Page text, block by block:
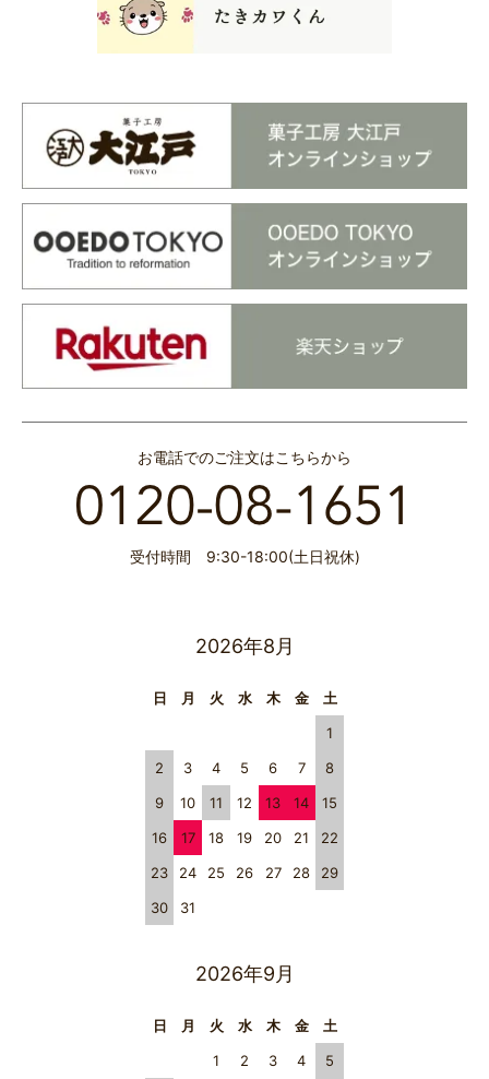
お電話でのご注文はこちらから
受付時間 9:30-18:00(土日祝休)
2026年8月
日 月 火 水 木 金
土
1
2
3 4 5 6 7
8
9
10 11 12 13 14
15
16
17 18 19 20 21
22
23
24 25 26 27 28
29
30
31
2026年9月
日 月 火 水 木 金
土
1
2 3 4
5